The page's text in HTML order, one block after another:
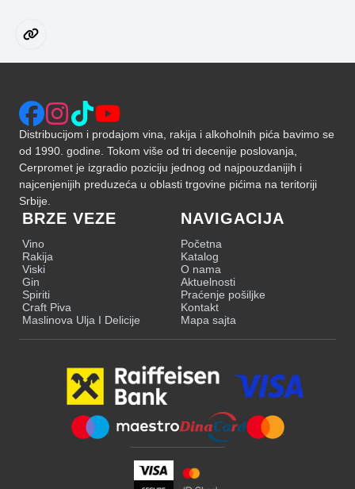
Distribucijom i prodajom vina, rakija i alkoholnih pića bavimo se
od 1990. godine. Tokom više od tri decenije poslovanja,
Cerpromet je izgradio poziciju jednog od najpouzdanijih i
najcenjenijih preduzeća u oblasti trgovine pićima na teritoriji
Srbije.
BRZE VEZE
Vino
Rakija
Viski
Gin
Spiriti
Craft Piva
Maslinova Ulja I Delicije
NAVIGACIJA
Početna
Katalog
O nama
Aktuelnosti
Praćenje pošiljke
Kontakt
Mapa sajta